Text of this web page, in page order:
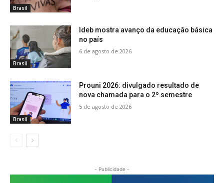
Brasil
Brasil
Ideb mostra avanço da educação básica
no país
6 de agosto de 2026
Brasil
Prouni 2026: divulgado resultado de
nova chamada para o 2º semestre
5 de agosto de 2026
- Publicidade -